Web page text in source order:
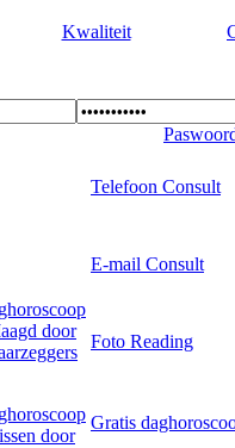
Kwaliteit
Telefoon Consult
E-mail Consult
Foto Reading
Gratis